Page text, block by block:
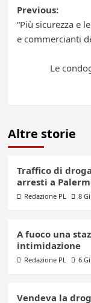
Post
Previous:
“Più sicurezza e
e commercianti
Le
Altre storie
Traffico di
arresti a
Redazione PL 8
A fuoco una
intimidazione
Redazione PL 6
Vendeva la